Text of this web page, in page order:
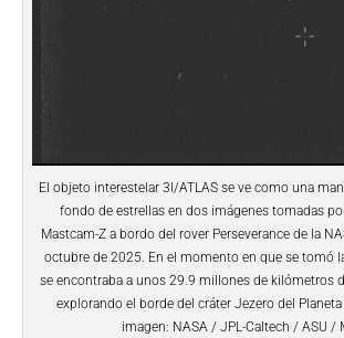
El objeto interestelar 3I/ATLAS se ve como una
fondo de estrellas en dos imágenes tomadas
Mastcam-Z a bordo del rover Perseverance de la
octubre de 2025. En el momento en que se tomó
se encontraba a unos 29.9 millones de kilómetros
explorando el borde del cráter Jezero del
imagen: NASA / JPL-Caltech / ASU /